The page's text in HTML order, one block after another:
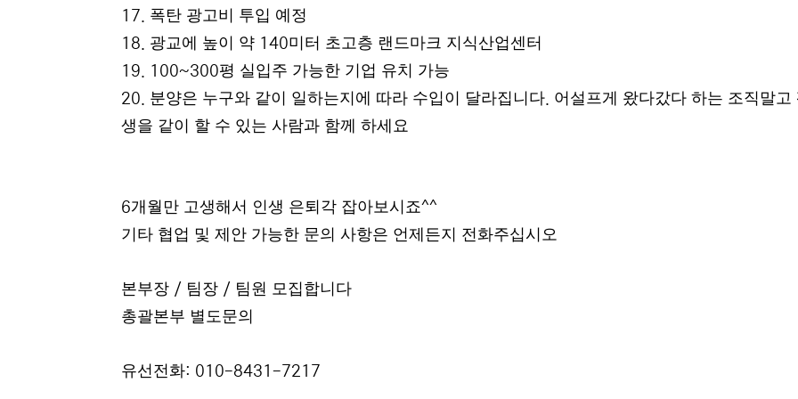
17. 폭탄 광고비 투입 예정
18. 광교에 높이 약 140미터 초고층 랜드마크 지식산업센터
19. 100~300평 실입주 가능한 기업 유치 가능
20. 분양은 누구와 같이 일하는지에 따라 수입이 달라집니다. 어설프게 왔다갔다 하는 조직말고
생을 같이 할 수 있는 사람과 함께 하세요
6개월만 고생해서 인생 은퇴각 잡아보시죠^^
기타 협업 및 제안 가능한 문의 사항은 언제든지 전화주십시오
본부장 / 팀장 / 팀원 모집합니다
총괄본부 별도문의
유선전화: 010-8431-7217